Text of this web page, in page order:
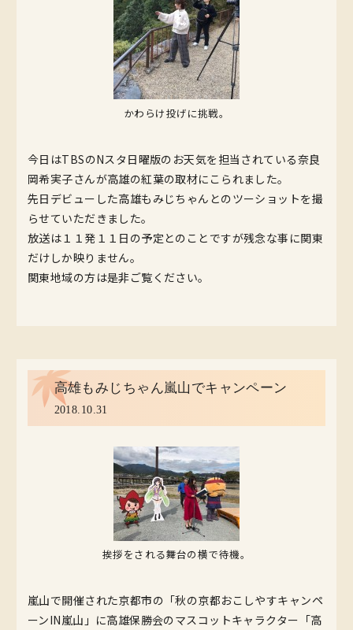
かわらけ投げに挑戦。
今日はTBSのNスタ日曜版のお天気を担当されている奈良
岡希実子さんが高雄の紅葉の取材にこられました。
先日デビューした高雄もみじちゃんとのツーショットを撮
らせていただきました。
放送は１１発１１日の予定とのことですが残念な事に関東
だけしか映りません。
関東地域の方は是非ご覧ください。
高雄もみじちゃん嵐山でキャンペーン
2018.10.31
挨拶をされる舞台の横で待機。
嵐山で開催された京都市の「秋の京都おこしやすキャンペ
ーンIN嵐山」に高雄保勝会のマスコットキャラクター「高